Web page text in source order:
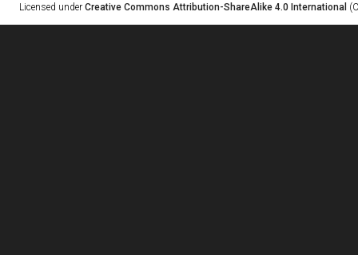
Licensed under Creative Commons Attribution-ShareAlike 4.0 International